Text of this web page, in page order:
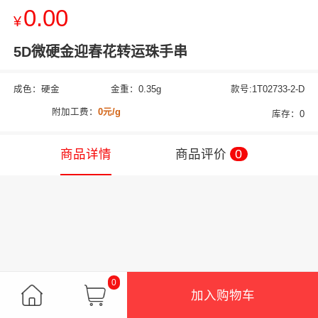
¥0.00
5D微硬金迎春花转运珠手串
成色：硬金 金重：0.35g 款号:1T02733-2-D
附加工费： 0元/g 库存：0
商品详情 商品评价 0
加入购物车
0